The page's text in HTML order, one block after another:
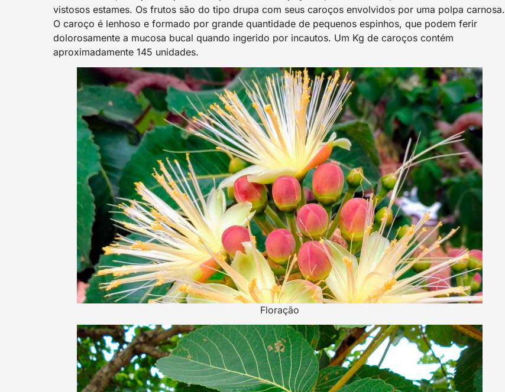
vistosos estames. Os frutos são do tipo drupa com seus caroços envolvidos por uma polpa carnosa.
O caroço é lenhoso e formado por grande quantidade de pequenos espinhos, que podem ferir
dolorosamente a mucosa bucal quando ingerido por incautos. Um Kg de caroços contém
aproximadamente 145 unidades.
Floração